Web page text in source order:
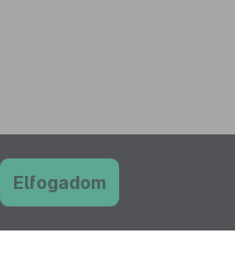
Elfogadom